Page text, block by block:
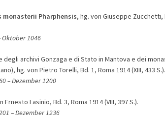
Pharphensis, hg. von Giuseppe Zucchetti,
Oktober 1046
degli archivi Gonzaga e di Stato in Mantova e dei
hg. von Pietro Torelli, Bd. 1, Roma 1914 (XIII, 433 S.).
– Dezember 1200
Ernesto Lasinio, Bd. 3, Roma 1914 (VIII, 397 S.).
– Dezember 1236